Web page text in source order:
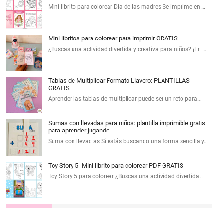
Mini librito para colorear Dia de las madres Se imprime en …
Mini libritos para colorear para imprimir GRATIS
¿Buscas una actividad divertida y creativa para niños? ¡En …
Tablas de Multiplicar Formato Llavero: PLANTILLAS
GRATIS
Aprender las tablas de multiplicar puede ser un reto para…
Sumas con llevadas para niños: plantilla imprimible gratis
para aprender jugando
Suma con llevad as Si estás buscando una forma sencilla y…
Toy Story 5- Mini librito para colorear PDF GRATIS
Toy Story 5 para colorear ¿Buscas una actividad divertida…